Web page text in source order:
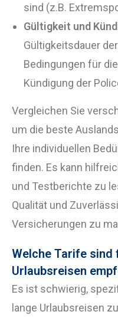
sind (z.B.
Gültigkeit und
Gültigkeitsdauer
Bedingungen für
Kündigung der
Vergleichen Sie
um die beste
Ihre individuellen
finden. Es kann
und Testberichte zu
Qualität und
Versicherungen zu
Welche Tarife sind
Urlaubsreisen
Es ist schwierig,
lange Urlaubsreisen